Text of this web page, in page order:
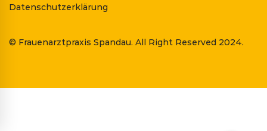
Datenschutzerklärung
© Frauenarztpraxis Spandau. All Right Reserved 2024.